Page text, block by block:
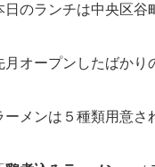
日のランチは中央区谷
月オープンしたばかり
ーメンは５種類用意さ